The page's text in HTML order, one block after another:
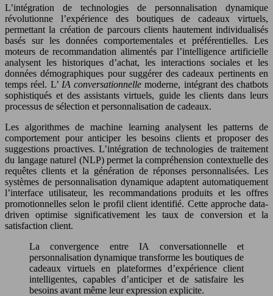
L’intégration de technologies de personnalisation dynamique
révolutionne l’expérience des boutiques de cadeaux virtuels,
permettant la création de parcours clients hautement individualisés
basés sur les données comportementales et préférentielles. Les
moteurs de recommandation alimentés par l’intelligence artificielle
analysent les historiques d’achat, les interactions sociales et les
données démographiques pour suggérer des cadeaux pertinents en
temps réel. L’ IA conversationnellemoderne, intégrant des chatbots
sophistiqués et des assistants virtuels, guide les clients dans leurs
processus de sélection et personnalisation de cadeaux.
Les algorithmes de machine learning analysent les patterns de
comportement pour anticiper les besoins clients et proposer des
suggestions proactives. L’intégration de technologies de traitement
du langage naturel (NLP) permet la compréhension contextuelle des
requêtes clients et la génération de réponses personnalisées. Les
systèmes de personnalisation dynamique adaptent automatiquement
l’interface utilisateur, les recommandations produits et les offres
promotionnelles selon le profil client identifié. Cette approche data-
driven optimise significativement les taux de conversion et la
satisfaction client.
La convergence entre IA conversationnelle et
personnalisation dynamique transforme les boutiques de
cadeaux virtuels en plateformes d’expérience client
intelligentes, capables d’anticiper et de satisfaire les
besoins avant même leur expression explicite.